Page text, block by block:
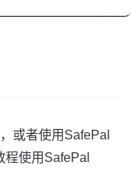
或者使用SafePal
使用SafePal